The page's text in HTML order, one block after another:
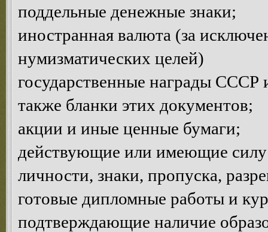
поддельные денежные знаки;
иностранная валюта (за
нумизматических целей)
государственные награды СССР
также бланки этих документов;
акции и иные ценные бумаги;
действующие или имеющие силу
личности, знаки, пропуска,
готовые дипломные работы и
подтверждающие наличие